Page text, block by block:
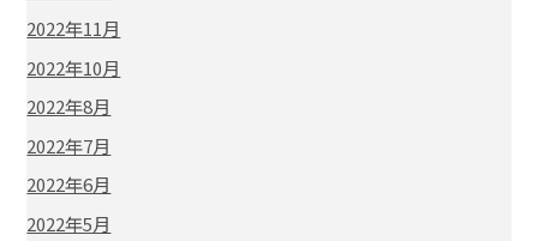
2022年11月
2022年10月
2022年8月
2022年7月
2022年6月
2022年5月